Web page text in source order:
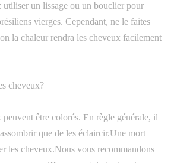
un lissage ou un bouclier pour
vierges. Cependant, ne le faites
la chaleur rendra les cheveux facilement
cheveux?
être colorés. En règle générale, il
que de les éclaircir.Une mort
les cheveux.Nous vous recommandons